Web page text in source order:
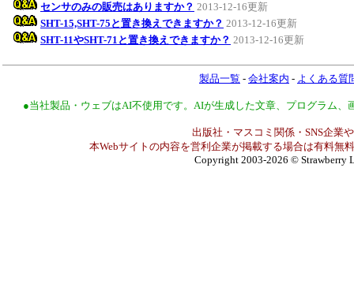
センサのみの販売はありますか？ 2013-12-16更新
SHT-15,SHT-75と置き換えできますか？ 2013-12-16更新
SHT-11やSHT-71と置き換えできますか？ 2013-12-16更新
製品一覧 - 会社案内 - よくある質
●当社製品・ウェブはAI不使用です。AIが生成した文章、プログラム
出版社・マスコミ関係・SNS企業
本Webサイトの内容を営利企業が掲載する場合は有料無
Copyright 2003-2026 © Strawberry